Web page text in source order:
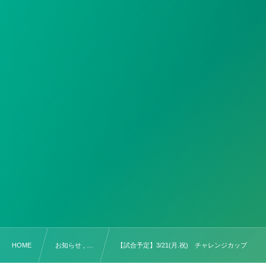
HOME お知らせ , … 【試合予定】3/21(月.祝) チャレンジカップ